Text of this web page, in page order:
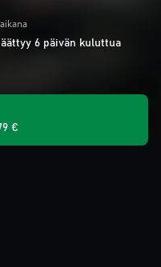
6 päivän kuluttua
€